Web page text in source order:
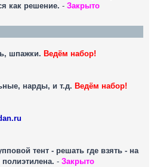
как решение. - Закрыто
шпажки. Ведём набор!
нарды, и т.д. Ведём набор!
тент - решать где взять - на
- Закрыто